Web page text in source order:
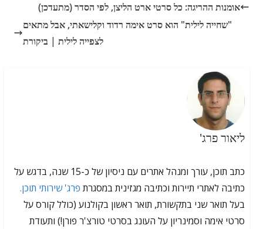
אומנות ההריגה: כל סרטי ארט הליצן, לפי הסדר (מתעדכן)
"שחייה לילית" הוא סרט אימה רדוד וקלישאתי, אבל מתאים
לצפייה לילית | ביקורת
ליאור פרג'
כתב תוכן, עורך ומנהל אתרים עם ניסיון של כ-15 שנה, בדגש על
כתיבה לאתרי תיירות וכתיבה מגזינית במסגרת פרג' שירותי תוכן.
בעל תואר שני בתקשורת, תואר ראשון בקולנוע (כולל קורס על
סרטי אימה וסמינריון על העונג בסרטי טורצ'ר פורן!) ותעודת